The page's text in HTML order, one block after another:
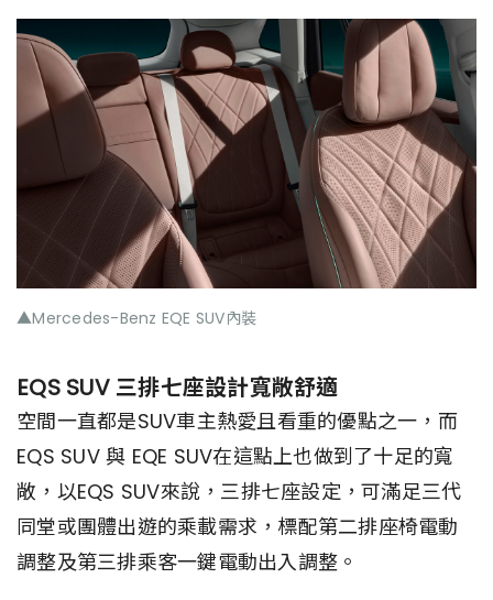
▲Mercedes-Benz EQE SUV內裝
EQS SUV 三排七座設計寬敞舒適
空間一直都是SUV車主熱愛且看重的優點之一，而
EQS SUV 與 EQE SUV在這點上也做到了十足的寬
敞，以EQS SUV來說，三排七座設定，可滿足三代
同堂或團體出遊的乘載需求，標配第二排座椅電動
調整及第三排乘客一鍵電動出入調整。